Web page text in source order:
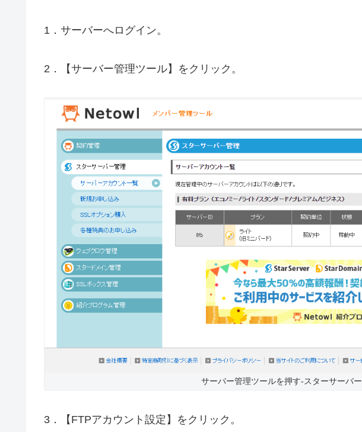
1．サーバーへログイン。
2．【サーバー管理ツール】をクリック。
サーバー管理ツールを押す-スターサーバー
3．【FTPアカウント設定】をクリック。